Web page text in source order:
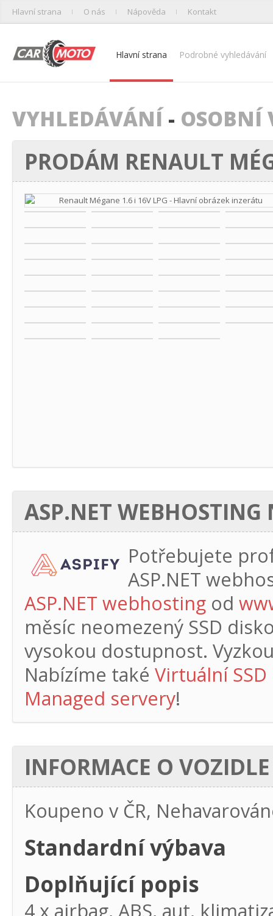
Hlavní strana O nás Nápověda Kontakt
Hlavní strana Podrobné vyhledávání
VYHLEDÁVÁNÍ - OSOBNÍ
PRODÁM RENAULT
ASP.NET WEBHOSTING
Potřebujete
ASP.NET
ASP.NET webhosting od
měsíc neomezený SSD
vysokou dostupnost.
Nabízíme také Virtuální
Managed servery!
INFORMACE O VOZIDLE
Koupeno v ČR,
Standardní výbava
Doplňující popis
4 x airbag, ABS, aut.